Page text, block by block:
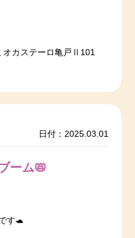
カステーロ亀戸Ⅱ101
日付：2025.03.01
ーム📛
す🐢